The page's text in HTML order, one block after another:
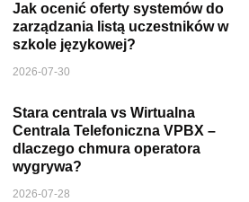
Jak ocenić oferty systemów do
zarządzania listą uczestników w
szkole językowej?
2026-07-30
Stara centrala vs Wirtualna
Centrala Telefoniczna VPBX –
dlaczego chmura operatora
wygrywa?
2026-07-28